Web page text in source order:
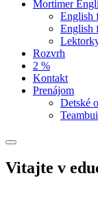
Mortimer
English
English
Rozvrh
2 %
Kontakt
Prenájom
Detské
Vitajte v